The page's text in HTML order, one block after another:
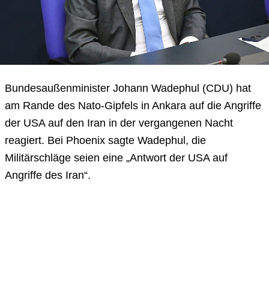
Bundesaußenminister Johann Wadephul (CDU) hat
am Rande des Nato-Gipfels in Ankara auf die Angriffe
der USA auf den Iran in der vergangenen Nacht
reagiert. Bei Phoenix sagte Wadephul, die
Militärschläge seien eine „Antwort der USA auf
Angriffe des Iran“.